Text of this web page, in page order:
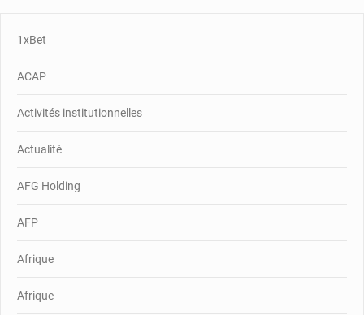
1xBet
ACAP
Activités institutionnelles
Actualité
AFG Holding
AFP
Afrique
Afrique